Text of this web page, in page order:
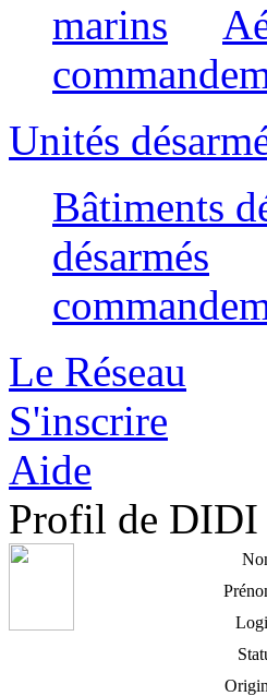
marins
Unités
Bâtiments
désarmés
Le Réseau
S'inscrire
Aide
Profil de DIDI